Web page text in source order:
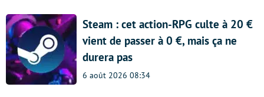
Steam : cet action-RPG culte à 20 €
vient de passer à 0 €, mais ça ne
durera pas
6 août 2026 08:34